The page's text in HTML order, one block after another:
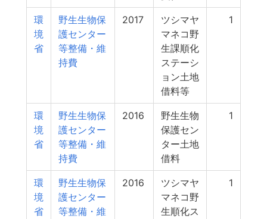
環
境
省
野生生物保
護センター
等整備・維
持費
2017
ツシマヤ
マネコ野
生課順化
ステーシ
ョン土地
借料等
1
環
境
省
野生生物保
護センター
等整備・維
持費
2016
野生生物
保護セン
ター土地
借料
1
環
境
省
野生生物保
護センター
等整備・維
2016
ツシマヤ
マネコ野
生順化ス
1